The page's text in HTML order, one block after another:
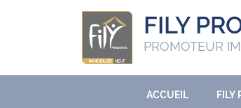
FILY
PROMOTEUR
ACCUEIL FILY